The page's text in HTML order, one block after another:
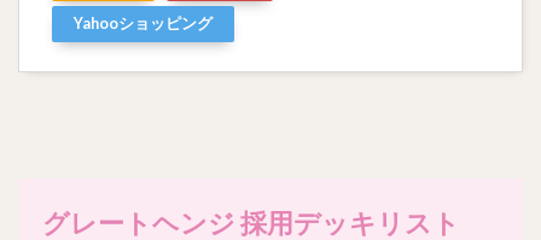
Yahooショッピング
グレートヘンジ 採用デッキリスト